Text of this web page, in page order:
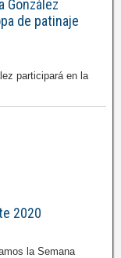
González
de patinaje
participará en la
2020
la Semana